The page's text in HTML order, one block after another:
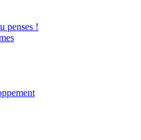
penses !